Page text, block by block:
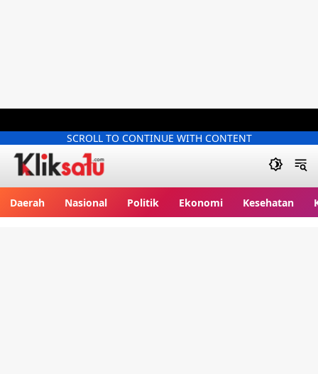
SCROLL TO CONTINUE WITH CONTENT
Daerah Nasional Politik Ekonomi Kesehatan